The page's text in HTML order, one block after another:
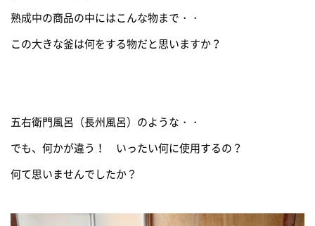
熟成中の商品の中にはこんな物まで・・
この大きな釜は何をする物だと思いますか？
五右衛門風呂（長州風呂）のような・・
でも、何かが違う！ いったい何に使用するの？
何て思いませんでしたか？